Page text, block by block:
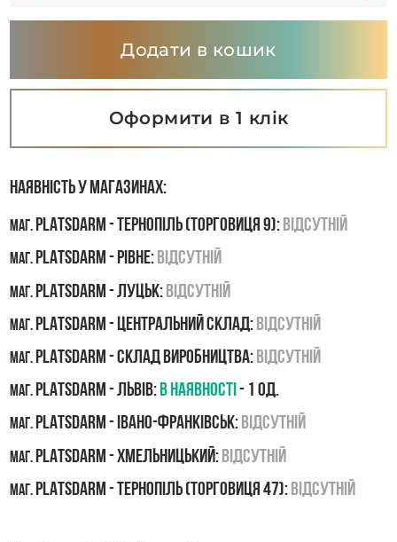
Додати в кошик
Оформити в 1 клік
Наявність у магазинах:
маг.PLATSDARM - Тернопіль (Торговиця 9):Відсутній
маг.PLATSDARM - Рівне:Відсутній
маг.PLATSDARM - Луцьк: Відсутній
маг.PLATSDARM - Центральний склад:Відсутній
маг.PLATSDARM - Склад виробництва:Відсутній
маг.PLATSDARM - Львів:В наявності- 1 од.
маг.PLATSDARM - Івано-Франківськ:Відсутній
маг.PLATSDARM - Хмельницький: Відсутній
маг.PLATSDARM - Тернопіль (Торговиця 47):Відсутній